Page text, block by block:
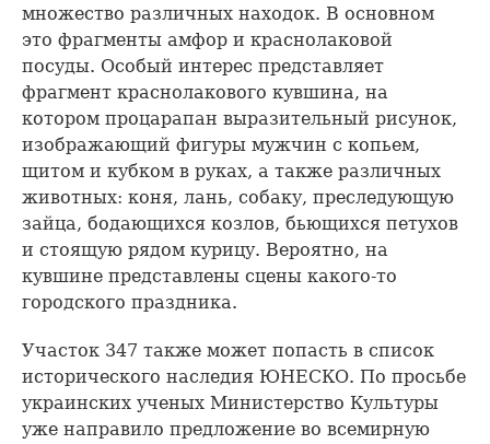
множество различных находок. В основном
это фрагменты амфор и краснолаковой
посуды. Особый интерес представляет
фрагмент краснолакового кувшина, на
котором процарапан выразительный рисунок,
изображающий фигуры мужчин с копьем,
щитом и кубком в руках, а также различных
животных: коня, лань, собаку, преследующую
зайца, бодающихся козлов, бьющихся петухов
и стоящую рядом курицу. Вероятно, на
кувшине представлены сцены какого-то
городского праздника.
Участок 347 также может попасть в список
исторического наследия ЮНЕСКО. По просьбе
украинских ученых Министерство Культуры
уже направило предложение во всемирную